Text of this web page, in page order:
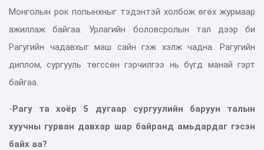
Монголын рок попынхныг тэдэнтэй холбож өгөх журмаар
ажиллаж байгаа. Урлагийн боловсролын тал дээр би
Рагугийн чадавхыг маш сайн гэж хэлж чадна. Рагугийн
диплом, сургууль төгссөн гэрчилгээ нь бүгд манай гэрт
байгаа.
-Рагу та хоёр 5 дугаар
сургуулийн баруун талын
хуучны гурван давхар шар байранд амьдардаг гэсэн
байх аа?